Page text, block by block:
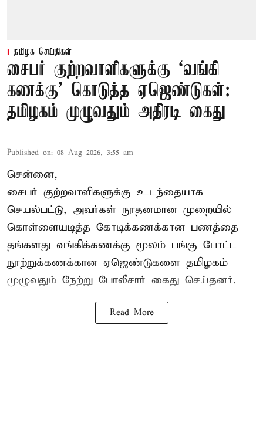
தமிழக செய்திகள்
சைபர் குற்றவாளிகளுக்கு ‘வங்கி
கணக்கு’ கொடுத்த ஏஜெண்டுகள்:
தமிழகம் முழுவதும் அதிரடி கைது
Published on: 08 Aug 2026, 3:55 am
சென்னை,
சைபர் குற்றவாளிகளுக்கு உடந்தையாக
செயல்பட்டு, அவர்கள் நூதனமான முறையில்
கொள்ளையடித்த கோடிக்கணக்கான பணத்தை
தங்களது வங்கிக்கணக்கு மூலம் பங்கு போட்ட
நூற்றுக்கணக்கான ஏஜெண்டுகளை தமிழகம்
முழுவதும் நேற்று போலீசார் கைது செய்தனர்.
Read More